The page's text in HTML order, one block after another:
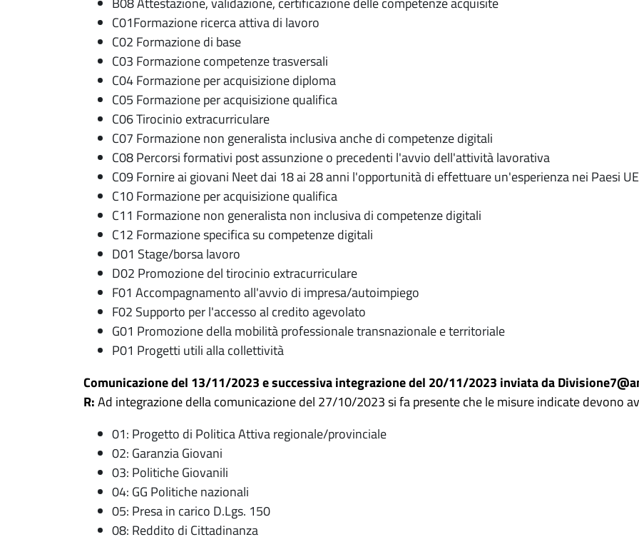
C01Formazione ricerca attiva di lavoro
C02 Formazione di base
C03 Formazione competenze trasversali
C04 Formazione per acquisizione diploma
C05 Formazione per acquisizione qualifica
C06 Tirocinio extracurriculare
C07 Formazione non generalista inclusiva anche di competenze digitali
C08 Percorsi formativi post assunzione o precedenti l'avvio dell'attività lavorativa
C09 Fornire ai giovani Neet dai 18 ai 28 anni l'opportunità di effettuare un'esperienza nei Paesi UE
C10 Formazione per acquisizione qualifica
C11 Formazione non generalista non inclusiva di competenze digitali
C12 Formazione specifica su competenze digitali
D01 Stage/borsa lavoro
D02 Promozione del tirocinio extracurriculare
F01 Accompagnamento all'avvio di impresa/autoimpiego
F02 Supporto per l'accesso al credito agevolato
G01 Promozione della mobilità professionale transnazionale e territoriale
P01 Progetti utili alla collettività
Comunicazione del 13/11/2023 e successiva integrazione del 20/11/2023 inviata da
R:Ad integrazione della comunicazione del 27/10/2023 si fa presente che le misure indicate devono
01: Progetto di Politica Attiva regionale/provinciale
02: Garanzia Giovani
03: Politiche Giovanili
04: GG Politiche nazionali
05: Presa in carico D.Lgs. 150
08: Reddito di Cittadinanza